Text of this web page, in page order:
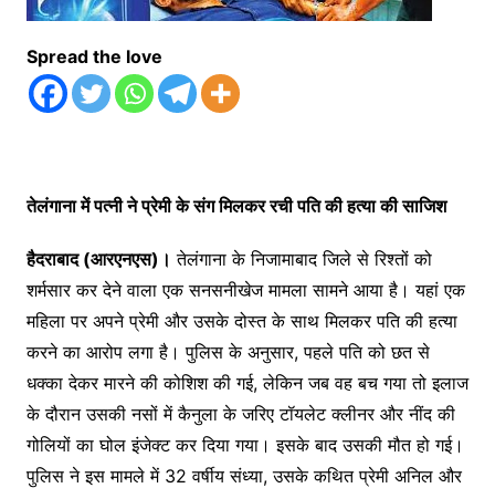
Spread the love
तेलंगाना में पत्नी ने प्रेमी के संग मिलकर रची पति की हत्या की साजिश
हैदराबाद (आरएनएस)। तेलंगाना के निजामाबाद जिले से रिश्तों को
शर्मसार कर देने वाला एक सनसनीखेज मामला सामने आया है। यहां एक
महिला पर अपने प्रेमी और उसके दोस्त के साथ मिलकर पति की हत्या
करने का आरोप लगा है। पुलिस के अनुसार, पहले पति को छत से
धक्का देकर मारने की कोशिश की गई, लेकिन जब वह बच गया तो इलाज
के दौरान उसकी नसों में कैनुला के जरिए टॉयलेट क्लीनर और नींद की
गोलियों का घोल इंजेक्ट कर दिया गया। इसके बाद उसकी मौत हो गई।
पुलिस ने इस मामले में 32 वर्षीय संध्या, उसके कथित प्रेमी अनिल और